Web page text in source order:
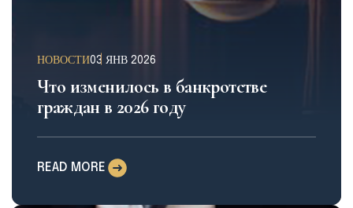
НОВОСТИ03 ЯНВ 2026
Что изменилось в банкротстве
граждан в 2026 году
READ MORE